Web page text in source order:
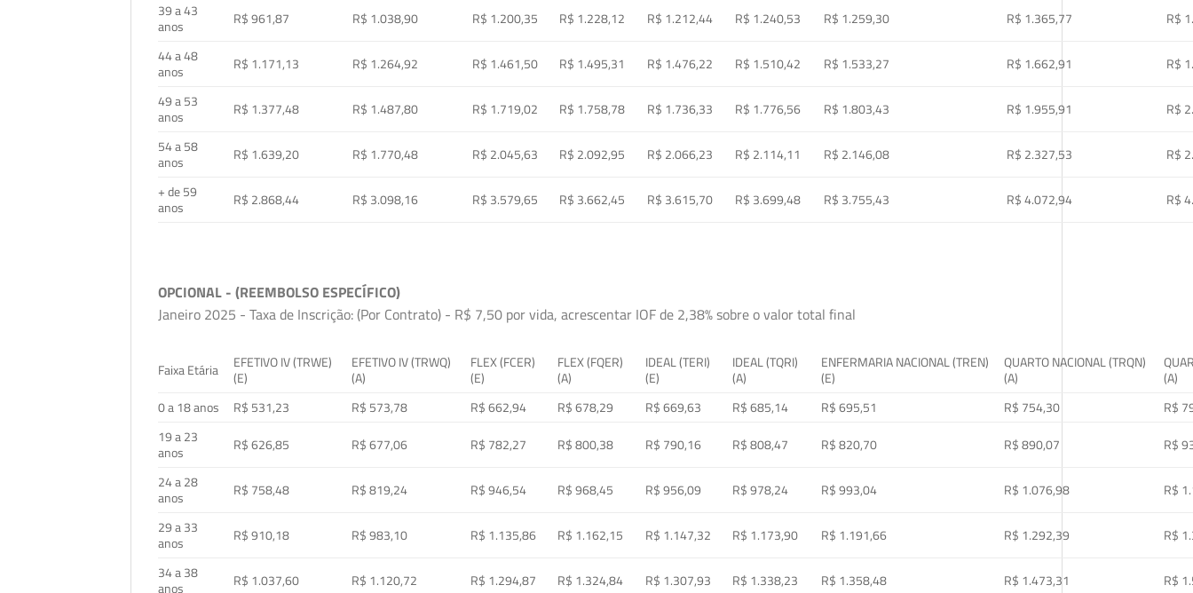
39 a 43
anos
R$ 961,87 R$ 1.038,90 R$ 1.200,35 R$ 1.228,12 R$ 1.212,44 R$ 1.240,53 R$ 1.259,30 R$ 1.365,77
R$
44 a 48
anos
R$ 1.171,13 R$ 1.264,92 R$ 1.461,50 R$ 1.495,31 R$ 1.476,22 R$ 1.510,42 R$ 1.533,27 R$ 1.662,91
R$
49 a 53
anos
R$ 1.377,48 R$ 1.487,80 R$ 1.719,02 R$ 1.758,78 R$ 1.736,33 R$ 1.776,56 R$ 1.803,43 R$ 1.955,91
R$
54 a 58
anos
R$ 1.639,20 R$ 1.770,48 R$ 2.045,63 R$ 2.092,95 R$ 2.066,23 R$ 2.114,11 R$ 2.146,08 R$ 2.327,53
R$
+ de 59
anos
R$ 2.868,44 R$ 3.098,16 R$ 3.579,65 R$ 3.662,45 R$ 3.615,70 R$ 3.699,48 R$ 3.755,43 R$ 4.072,94 R$
OPCIONAL - (REEMBOLSO ESPECÍFICO)
Janeiro 2025 - Taxa de Inscrição: (Por Contrato) - R$ 7,50 por vida, acrescentar IOF de 2,38% sobre o valor total final
Faixa Etária
EFETIVO IV (TRWE)
(E)
EFETIVO IV (TRWQ)
(A)
FLEX (FCER)
(E)
FLEX (FQER)
(A)
IDEAL (TERI)
(E)
IDEAL (TQRI)
(A)
ENFERMARIA NACIONAL (TREN)
(E)
QUARTO NACIONAL (TRQN)
(A)
(A)
0 a 18 anos
R$ 531,23 R$ 573,78 R$ 662,94 R$ 678,29 R$ 669,63 R$ 685,14 R$ 695,51 R$ 754,30
R$
19 a 23
anos
R$ 626,85 R$ 677,06 R$ 782,27 R$ 800,38 R$ 790,16 R$ 808,47 R$ 820,70 R$ 890,07
R$
24 a 28
anos
R$ 758,48 R$ 819,24 R$ 946,54 R$ 968,45 R$ 956,09 R$ 978,24 R$ 993,04 R$ 1.076,98
R$
29 a 33
anos
R$ 910,18 R$ 983,10 R$ 1.135,86 R$ 1.162,15 R$ 1.147,32 R$ 1.173,90 R$ 1.191,66 R$ 1.292,39
R$
34 a 38
anos
R$ 1.037,60 R$ 1.120,72 R$ 1.294,87 R$ 1.324,84 R$ 1.307,93 R$ 1.338,23 R$ 1.358,48 R$ 1.473,31
R$